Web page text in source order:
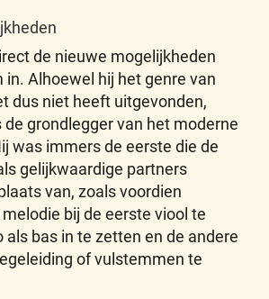
de nieuwe mogelijkheden
in. Alhoewel hij het genre van
dus niet heeft uitgevonden,
de grondlegger van het moderne
was immers de eerste die de
gelijkwaardige partners
van, zoals voordien
bij de eerste viool te
als bas in te zetten en de andere
of vulstemmen te